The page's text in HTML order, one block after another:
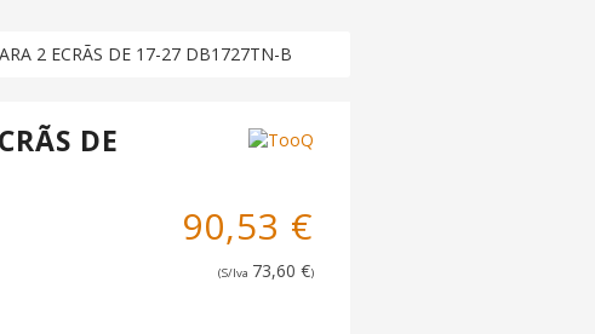
2 ECRÃS DE 17-27 DB1727TN-B
DE
90,53 €
(S/Iva 73,60 €)